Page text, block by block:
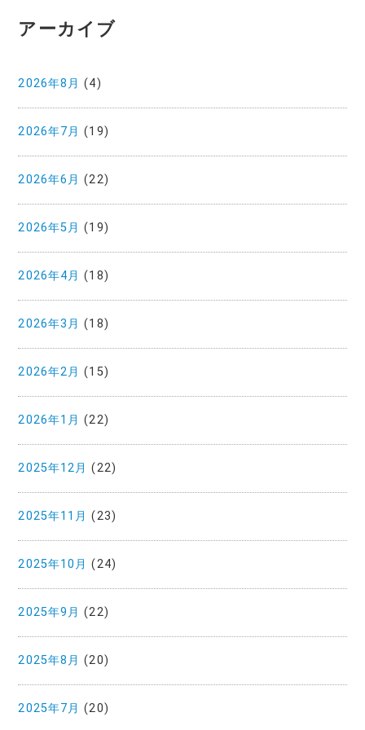
アーカイブ
2026年8月 (4)
2026年7月 (19)
2026年6月 (22)
2026年5月 (19)
2026年4月 (18)
2026年3月 (18)
2026年2月 (15)
2026年1月 (22)
2025年12月 (22)
2025年11月 (23)
2025年10月 (24)
2025年9月 (22)
2025年8月 (20)
2025年7月 (20)